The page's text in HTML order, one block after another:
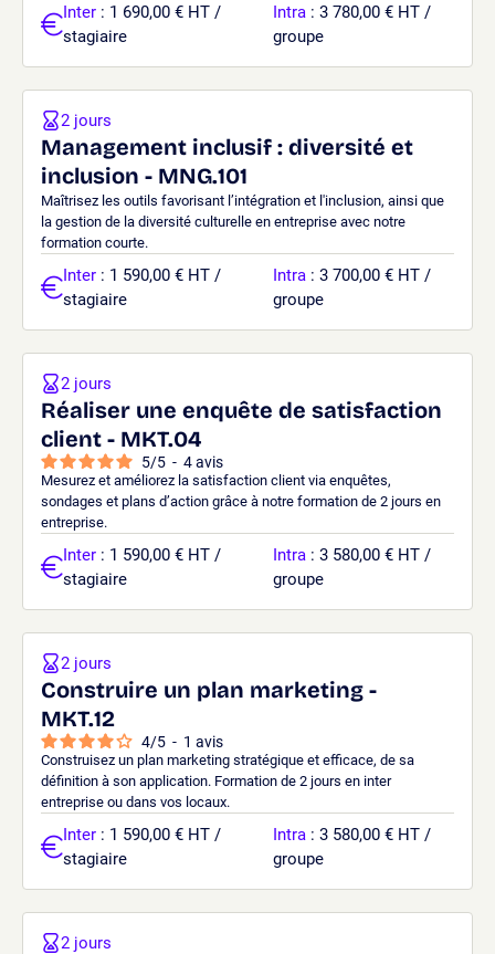
Inter : 1 690,00 € HT /
stagiaire
Intra : 3 780,00 € HT /
groupe
Management inclusif : diversité et
inclusion - MNG.101
Maîtrisez les outils favorisant l’intégration et l'inclusion, ainsi que
la gestion de la diversité culturelle en entreprise avec notre
formation courte.
2 jours
Inter : 1 590,00 € HT /
stagiaire
Intra : 3 700,00 € HT /
groupe
Réaliser une enquête de satisfaction
client - MKT.04
5/5 - 4avis
Mesurez et améliorez la satisfaction client via enquêtes,
sondages et plans d’action grâce à notre formation de 2 jours en
entreprise.
2 jours
Inter : 1 590,00 € HT /
stagiaire
Intra : 3 580,00 € HT /
groupe
Construire un plan marketing -
MKT.12
4/5 - 1 avis
Construisez un plan marketing stratégique et efficace, de sa
définition à son application. Formation de 2 jours en inter
entreprise ou dans vos locaux.
2 jours
Inter : 1 590,00 € HT /
stagiaire
Intra : 3 580,00 € HT /
groupe
2 jours